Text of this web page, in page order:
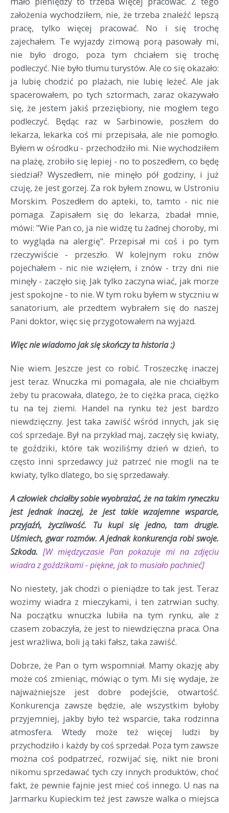
założenia wychodziłem, nie, że trzeba znaleźć lepszą
pracę, tylko więcej pracować. No i się trochę
zajechałem. Te wyjazdy zimową porą pasowały mi,
nie było drogo, poza tym chciałem się trochę
podleczyć. Nie było tłumu turystów. Ale co się okazało:
ja lubię chodzić po plażach, nie lubię leżeć. Ale jak
spacerowałem, po tych sztormach, zaraz okazywało
się, że jestem jakiś przeziębiony, nie mogłem tego
podleczyć. Będąc raz w Sarbinowie, poszłem do
lekarza, lekarka coś mi przepisała, ale nie pomogło.
Byłem w ośrodku - przechodziło mi. Nie wychodziłem
na plażę, zrobiło się lepiej - no to poszedłem, co będę
siedział? Wyszedłem, nie minęło pół godziny, i już
czuję, że jest gorzej. Za rok byłem znowu, w Ustroniu
Morskim. Poszedłem do apteki, to, tamto - nic nie
pomaga. Zapisałem się do lekarza, zbadał mnie,
mówi: "Wie Pan co, ja nie widzę tu żadnej choroby, mi
to wygląda na alergię". Przepisał mi coś i po tym
rzeczywiście - przeszło. W kolejnym roku znów
pojechałem - nic nie wzięłem, i znów - trzy dni nie
minęły - zaczęło się. Jak tylko zaczyna wiać, jak morze
jest spokojne - to nie. W tym roku byłem w styczniu w
sanatorium, ale przedtem wybrałem się do naszej
Pani doktor, więc się przygotowałem na wyjazd.
Więc nie wiadomo jak się skończy ta historia :)
Nie wiem. Jeszcze jest co robić. Troszeczkę inaczej
jest teraz. Wnuczka mi pomagała, ale nie chciałbym
żeby tu pracowała, dlatego, że to ciężka praca, ciężko
tu na tej ziemi. Handel na rynku też jest bardzo
niewdzięczny. Jest taka zawiść wśród innych, jak się
coś sprzedaje. Był na przykład maj, zaczęły się kwiaty,
te goździki, które tak woziliśmy dzień w dzień, to
często inni sprzedawcy już patrzeć nie mogli na te
kwiaty, tylko dlatego, bo się sprzedawały.
A człowiek chciałby sobie wyobrażać, że na takim ryneczku
jest jednak inaczej, że jest takie wzajemne wsparcie,
przyjaźń, życzliwość. Tu kupi się jedno, tam drugie.
Uśmiech, gwar rozmów. A jednak konkurencja robi swoje.
Szkoda. [W międzyczasie Pan pokazuje mi na zdjęciu
wiadra z goździkami - piękne, jak to musiało pachnieć]
No niestety, jak chodzi o pieniądze to tak jest. Teraz
wozimy wiadra z mieczykami, i ten zatrwian suchy.
Na początku wnuczka lubiła na tym rynku, ale z
czasem zobaczyła, że jest to niewdzięczna praca. Ona
jest wrażliwa, boli ją taki fałsz, taka zawiść.
Dobrze, że Pan o tym wspomniał. Mamy okazję aby
może coś zmieniąc, mówiąc o tym. Mi się wydaje, że
najważniejsze jest dobre podejście, otwartość.
Konkurencja zawsze będzie, ale wszystkim byłoby
przyjemniej, jakby było też wsparcie, taka rodzinna
atmosfera. Wtedy może też więcej ludzi by
przychodziło i każdy by coś sprzedał. Poza tym zawsze
można coś podpatrzeć, rozwijać się, nikt nie broni
nikomu sprzedawać tych czy innych produktów, choć
fakt, że pewnie fajnie jest mieć coś innego. U nas na
Jarmarku Kupieckim też jest zawsze walka o miejsca